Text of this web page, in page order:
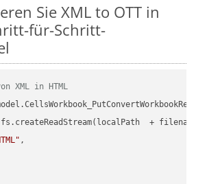
Sie XML to OTT in
für-Schritt-
XML in HTML
+ filename
,